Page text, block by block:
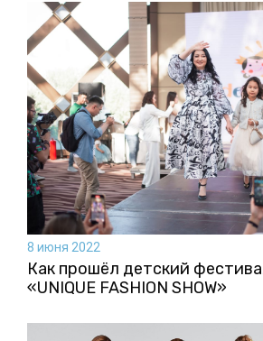
8 июня 2022
Как прошёл детский
«UNIQUE FASHION SHOW»